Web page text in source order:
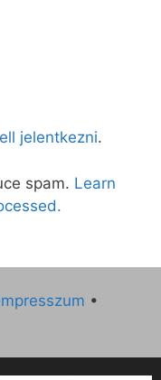
jelentkezni.
spam. Learn
•